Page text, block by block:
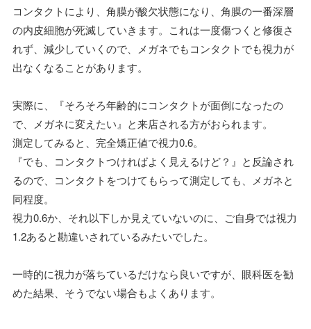
コンタクトにより、角膜が酸欠状態になり、角膜の一番深層
の内皮細胞が死滅していきます。これは一度傷つくと修復さ
れず、減少していくので、メガネでもコンタクトでも視力が
出なくなることがあります。
実際に、『そろそろ年齢的にコンタクトが面倒になったの
で、メガネに変えたい』と来店される方がおられます。
測定してみると、完全矯正値で視力0.6。
『でも、コンタクトつければよく見えるけど？』と反論され
るので、コンタクトをつけてもらって測定しても、メガネと
同程度。
視力0.6か、それ以下しか見えていないのに、ご自身では視力
1.2あると勘違いされているみたいでした。
一時的に視力が落ちているだけなら良いですが、眼科医を勧
めた結果、そうでない場合もよくあります。